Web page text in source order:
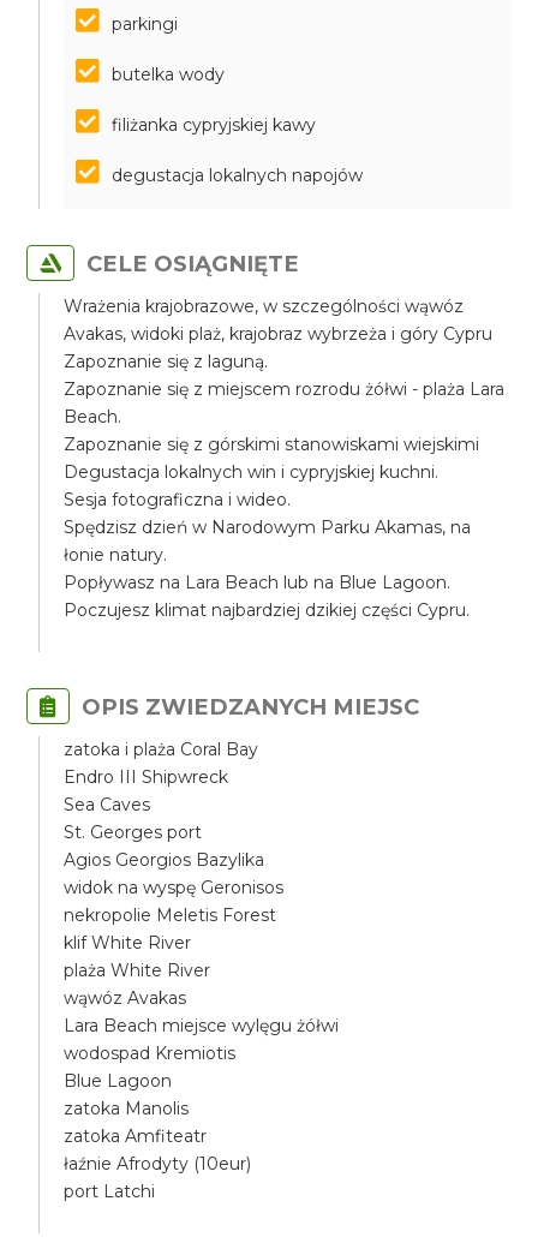
parkingi
butelka wody
filiżanka cypryjskiej kawy
degustacja lokalnych napojów
CELE OSIĄGNIĘTE
Wrażenia krajobrazowe, w szczególności wąwóz
Avakas, widoki plaż, krajobraz wybrzeża i góry Cypru
Zapoznanie się z laguną.
Zapoznanie się z miejscem rozrodu żółwi - plaża Lara
Beach.
Zapoznanie się z górskimi stanowiskami wiejskimi
Degustacja lokalnych win i cypryjskiej kuchni.
Sesja fotograficzna i wideo.
Spędzisz dzień w Narodowym Parku Akamas, na
łonie natury.
Popływasz na Lara Beach lub na Blue Lagoon.
Poczujesz klimat najbardziej dzikiej części Cypru.
OPIS ZWIEDZANYCH MIEJSC
zatoka i plaża Coral Bay
Endro III Shipwreck
Sea Caves
St. Georges port
Agios Georgios Bazylika
widok na wyspę Geronisos
nekropolie Meletis Forest
klif White River
plaża White River
wąwóz Avakas
Lara Beach miejsce wylęgu żółwi
wodospad Kremiotis
Blue Lagoon
zatoka Manolis
zatoka Amfiteatr
łaźnie Afrodyty (10eur)
port Latchi